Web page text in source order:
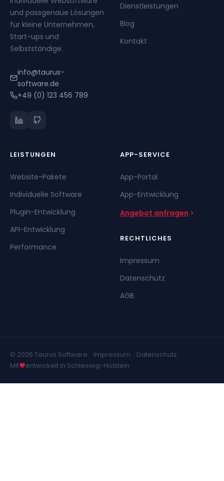
und passgenaue Lösungen
für kleine Unternehmen,
Start-ups und
Selbstständige.
info@taurus-
software.de
+49 (0) 123 456 789
Dienstleistungen
Blog
Kontakt
LEISTUNGEN
Website-Pakete
Individuelle Software
Plugin-Entwicklung
API-Entwicklung
Performance
APP-SERVICE
App-Portal
App-Entwicklung
Angebot anfragen
RECHTLICHES
Impressum
Datenschutz
AGB
© 2026 Taurus Software · Impressum · Datenschutz
Mit
entwickelt in Schleswig-Holstein